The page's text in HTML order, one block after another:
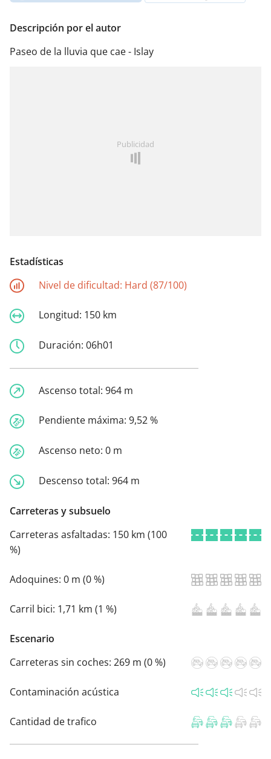
Descripción por el autor
Paseo de la lluvia que cae - Islay
Publicidad
Estadísticas
Nivel de dificultad: Hard (87/100)
Longitud: 150 km
Duración: 06h01
Ascenso total: 964 m
Pendiente máxima: 9,52 %
Ascenso neto: 0 m
Descenso total: 964 m
Carreteras y subsuelo
Carreteras asfaltadas: 150 km (100
%)
Adoquines: 0 m (0 %)
Carril bici: 1,71 km (1 %)
Escenario
Carreteras sin coches: 269 m (0 %)
Contaminación acústica
Cantidad de trafico